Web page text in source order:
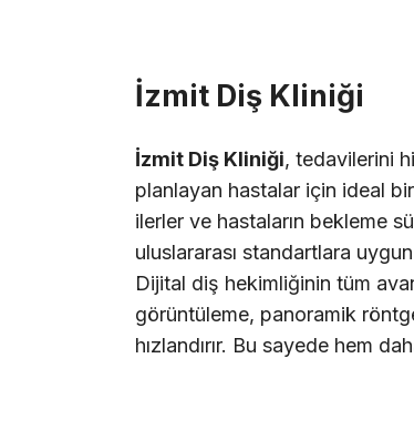
İzmit Diş Kliniği
İzmit Diş Kliniği, tedavilerini
planlayan hastalar için ideal
ilerler ve hastaların bekleme
uluslararası standartlara
Dijital diş hekimliğinin tüm
görüntüleme, panoramik
hızlandırır. Bu sayede hem